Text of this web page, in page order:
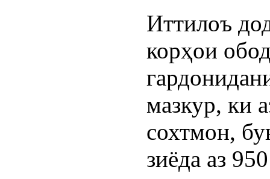
Иттилоъ
корҳои
мазкур, ки
сохтмон,
зиёда аз